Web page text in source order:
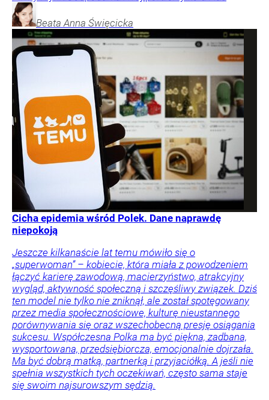
Beata Anna Święcicka
Cicha epidemia wśród Polek. Dane naprawdę
niepokoją
Jeszcze kilkanaście lat temu mówiło się o
„superwoman” – kobiecie, która miała z powodzeniem
łączyć karierę zawodową, macierzyństwo, atrakcyjny
wygląd, aktywność społeczną i szczęśliwy związek. Dziś
ten model nie tylko nie zniknął, ale został spotęgowany
przez media społecznościowe, kulturę nieustannego
porównywania się oraz wszechobecną presję osiągania
sukcesu. Współczesna Polka ma być piękna, zadbana,
wysportowana, przedsiębiorcza, emocjonalnie dojrzała.
Ma być dobrą matką, partnerką i przyjaciółką. A jeśli nie
spełnia wszystkich tych oczekiwań, często sama staje
się swoim najsurowszym sędzią.